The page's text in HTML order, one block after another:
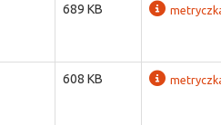
689 KB
608 KB